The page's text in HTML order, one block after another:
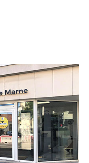
de Marne
- 94130